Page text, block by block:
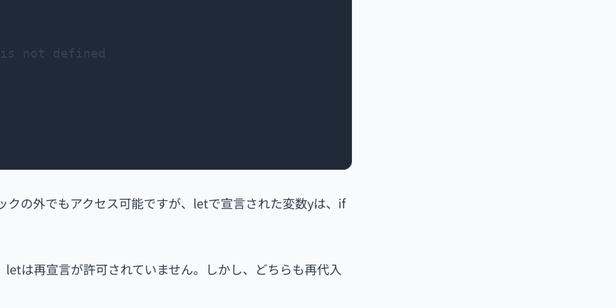
not defined
の外でもアクセス可能ですが、letで宣言された変数yは、if
は再宣言が許可されていません。しかし、どちらも再代入